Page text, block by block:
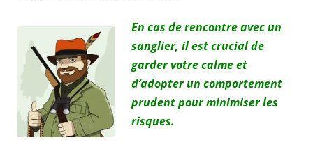
En cas de rencontre avec un
sanglier, il est crucial de
garder votre calme et
d’adopter un comportement
prudent pour minimiser les
risques.